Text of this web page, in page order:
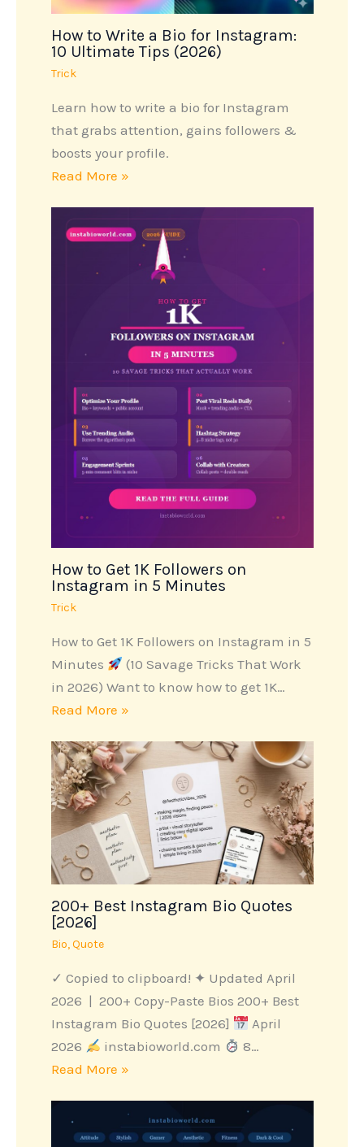
How to Write a Bio for Instagram:
10 Ultimate Tips (2026)
Trick
Learn how to write a bio for Instagram
that grabs attention, gains followers &
boosts your profile.
Read More »
How to Get 1K Followers on
Instagram in 5 Minutes
Trick
How to Get 1K Followers on Instagram in 5
Minutes
(10 Savage Tricks That Work
in 2026) Want to know how to get 1K…
Read More »
200+ Best Instagram Bio Quotes
[2026]
Bio,Quote
✓ Copied to clipboard! ✦ Updated April
2026 | 200+ Copy-Paste Bios 200+ Best
Instagram Bio Quotes [2026]
April
2026
instabioworld.com
8…
Read More »